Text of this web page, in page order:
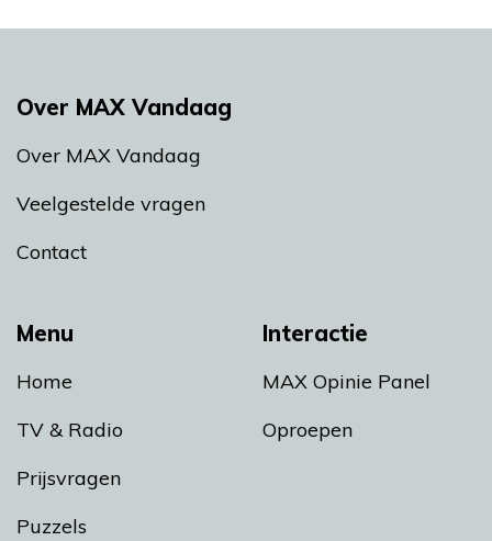
Menu
Home
TV & Radio
Prijsvragen
Puzzels
Interactie
MAX Opinie Panel
Oproepen
Over MAX Vandaag
Over MAX Vandaag
Veelgestelde vragen
Contact